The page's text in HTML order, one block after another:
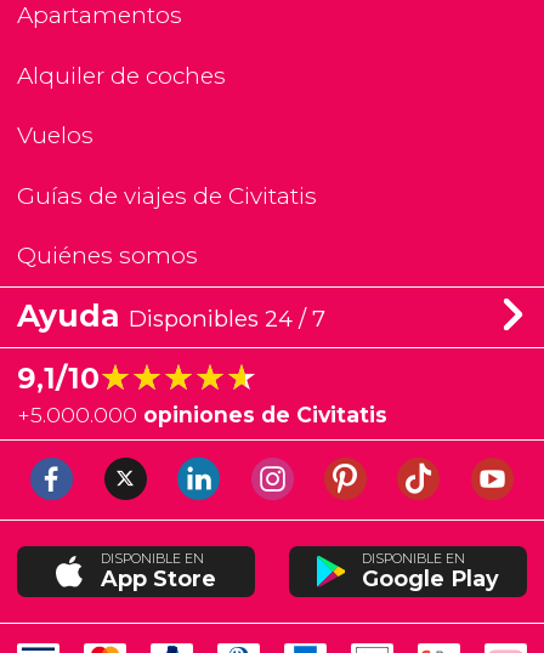
Apartamentos
Alquiler de coches
Vuelos
Guías de viajes de Civitatis
Quiénes somos
Ayuda Disponibles 24 / 7
9,1/10★★★★★
★★★★★
+5.000.000 opiniones de Civitatis
DISPONIBLE EN
App Store
DISPONIBLE EN
Google Play